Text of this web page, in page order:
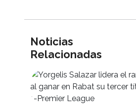
Noticias
Relacionadas